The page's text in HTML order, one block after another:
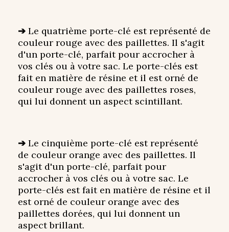
➔ Le quatrième porte-clé est représenté de
couleur rouge avec des paillettes. Il s'agit
d'un porte-clé, parfait pour accrocher à
vos clés ou à votre sac. Le porte-clés est
fait en matière de résine et il est orné de
couleur rouge avec des paillettes roses,
qui lui donnent un aspect scintillant.
➔ Le cinquième porte-clé est représenté
de couleur orange avec des paillettes. Il
s'agit d'un porte-clé, parfait pour
accrocher à vos clés ou à votre sac. Le
porte-clés est fait en matière de résine et il
est orné de couleur orange avec des
paillettes dorées, qui lui donnent un
aspect brillant.